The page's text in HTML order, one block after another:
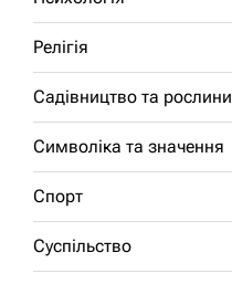
Релігія
Садівництво та рослини
Символіка та значення
Спорт
Суспільство